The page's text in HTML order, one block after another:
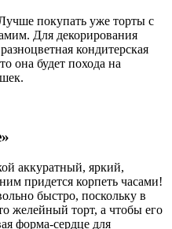
покупать уже торты с
Для декорирования
кондитерская
она будет похода на
аккуратный, яркий,
придется корпеть часами!
быстро, поскольку в
желейный торт, а чтобы его
форма-сердце для